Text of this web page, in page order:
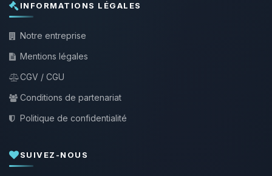
INFORMATIONS LÉGALES
Notre entreprise
Mentions légales
CGV / CGU
Conditions de partenariat
Politique de confidentialité
SUIVEZ-NOUS